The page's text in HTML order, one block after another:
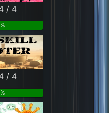
/ 4
/ 4